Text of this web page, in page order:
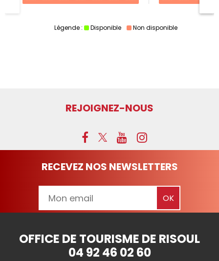
Légende : Disponible Non disponible
REJOIGNEZ-NOUS
RECEVEZ NOS NEWSLETTERS
OFFICE DE TOURISME DE RISOUL
04 92 46 02 60